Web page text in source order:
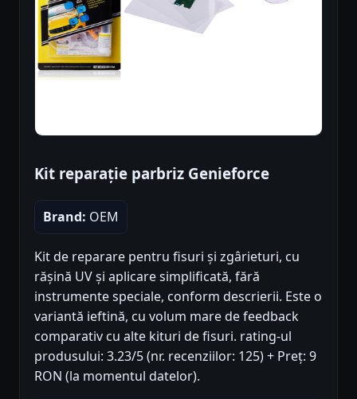
Kit reparație parbriz Genieforce
Brand: OEM
Kit de reparare pentru fisuri și zgârieturi, cu
rășină UV și aplicare simplificată, fără
instrumente speciale, conform descrierii. Este o
variantă ieftină, cu volum mare de feedback
comparativ cu alte kituri de fisuri. rating-ul
produsului: 3.23/5 (nr. recenziilor: 125) + Preț: 9
RON (la momentul datelor).